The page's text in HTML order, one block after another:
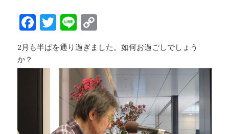
k
F
a
c
e
T
w
it
te
Li
n
e
o
p
y
Li
n
k
2月も半ばを通り過ぎました。如何お過ごしでしょう
か？